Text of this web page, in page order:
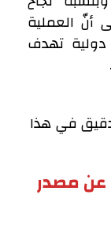
أنّ العملية
تهدف
في هذا
عن مصدر